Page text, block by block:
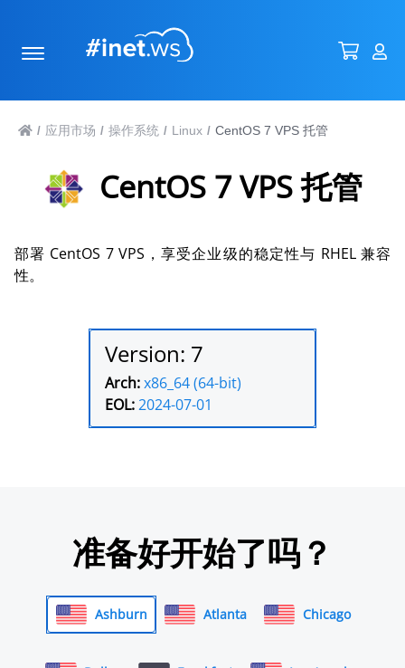
/ 应用市场 / 操作系统 / Linux / CentOS 7 VPS 托管
CentOS 7 VPS 托管
部署 CentOS 7 VPS，享受企业级的稳定性与 RHEL 兼容
性。
Version: 7
Arch:x86_64 (64-bit)
EOL:2024-07-01
准备好开始了吗？
Ashburn Atlanta Chicago